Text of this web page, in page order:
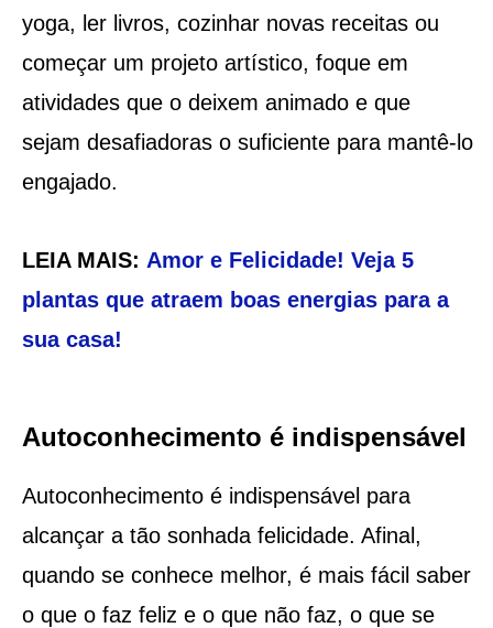
yoga, ler livros, cozinhar novas receitas ou
começar um projeto artístico, foque em
atividades que o deixem animado e que
sejam desafiadoras o suficiente para mantê-lo
engajado.
LEIA MAIS: Amor e Felicidade! Veja 5
plantas que atraem boas energias para a
sua casa!
Autoconhecimento é indispensável
Autoconhecimento é indispensável para
alcançar a tão sonhada felicidade. Afinal,
quando se conhece melhor, é mais fácil saber
o que o faz feliz e o que não faz, o que se